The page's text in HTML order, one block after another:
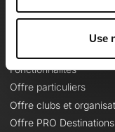
Use
Fonctionnalités
Offre particuliers
Offre clubs et
Offre PRO Destinations